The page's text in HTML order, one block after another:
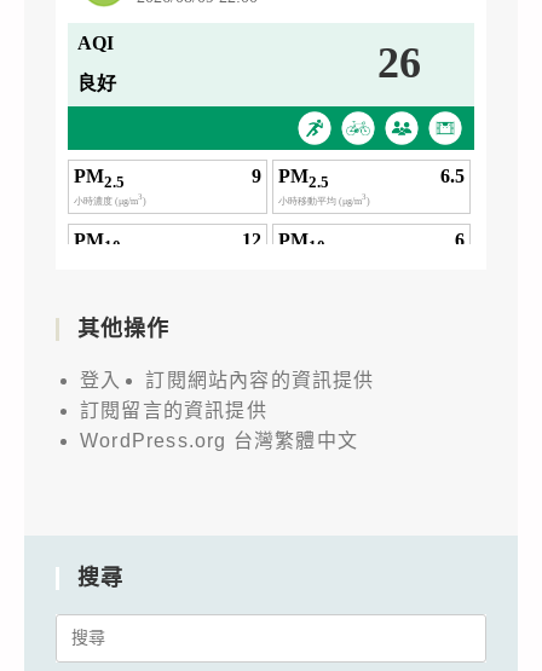
其他操作
登入
訂閱網站內容的資訊提供
訂閱留言的資訊提供
WordPress.org 台灣繁體中文
搜尋
Search